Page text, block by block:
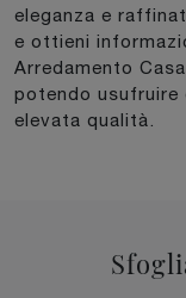
eleganza e
e ottieni
Arredamento
potendo usufruire
elevata qualità.